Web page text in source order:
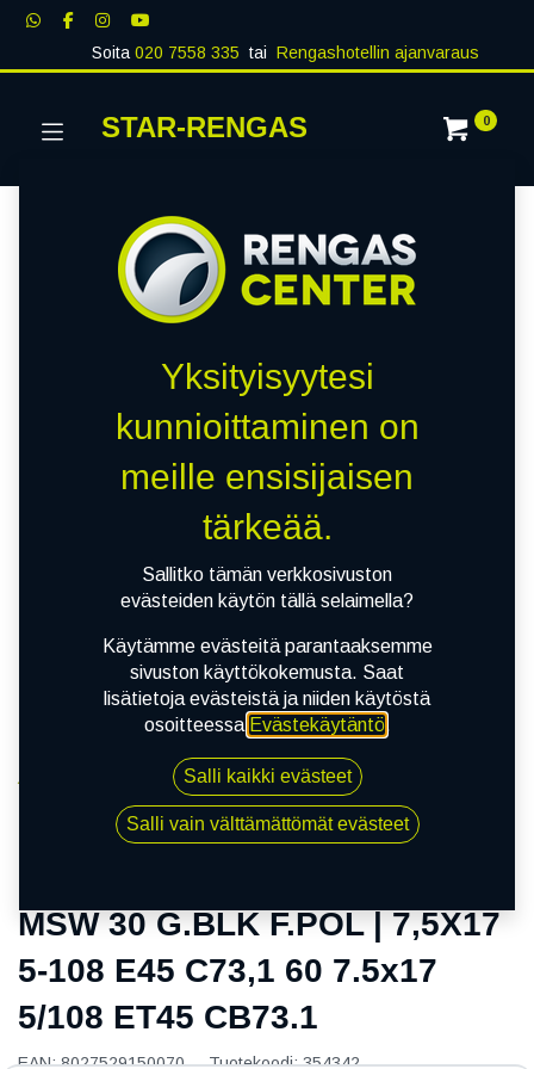
Soita020 7558 335 tai Rengashotellin ajanvaraus
STAR-RENGAS 0
MSW 30 G.BLK F.POL | 7,5X17 5-108 E45 C73,1 60
7.5x17 5/108 ET45 CB73.1
MSW 30 G.BLK F.POL | 7,5X17
5-108 E45 C73,1 60 7.5x17
5/108 ET45 CB73.1
EAN:8027529150070 Tuotekoodi:354342
Yksityisyytesi
kunnioittaminen on
meille ensisijaisen
tärkeää.
Sallitko tämän verkkosivuston
evästeiden käytön tällä selaimella?
Käytämme evästeitä parantaaksemme
sivuston käyttökokemusta. Saat
lisätietoja evästeistä ja niiden käytöstä
osoitteessa Evästekäytäntö.
Salli kaikki evästeet
Salli vain välttämättömät evästeet